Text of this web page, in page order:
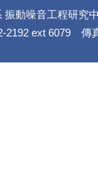
動噪音工程研究
2192 ext 6079 傳